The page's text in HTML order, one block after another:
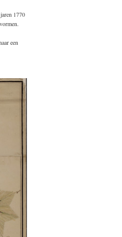
1770
een